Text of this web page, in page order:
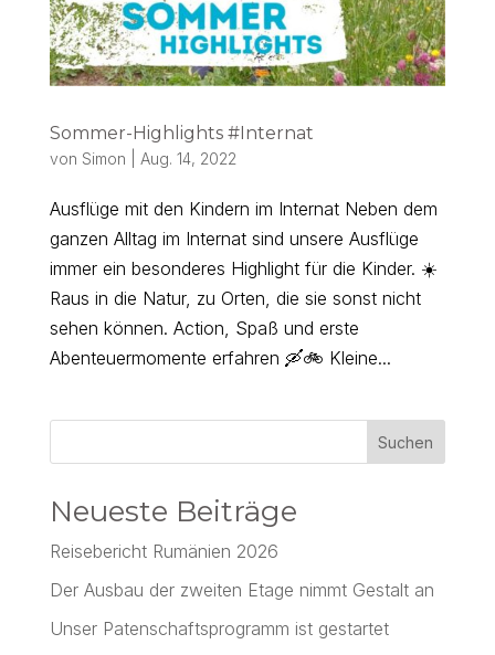
Sommer-Highlights #Internat
von Simon Aug. 14, 2022
Ausflüge mit den Kindern im Internat Neben dem
ganzen Alltag im Internat sind unsere Ausflüge
immer ein besonderes Highlight für die Kinder. ☀️
Raus in die Natur, zu Orten, die sie sonst nicht
sehen können. Action, Spaß und erste
Abenteuermomente erfahren 🛶🚲 Kleine...
Suchen
Neueste Beiträge
Reisebericht Rumänien 2026
Der Ausbau der zweiten Etage nimmt Gestalt an
Unser Patenschaftsprogramm ist gestartet